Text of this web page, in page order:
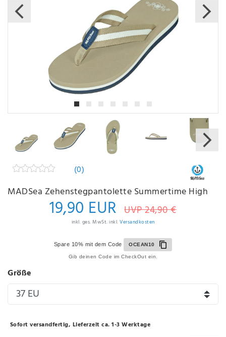
(0)
MADSea Zehenstegpantolette Summertime High
19,90 EUR UVP 24,90 €
inkl. ges. MwSt. inkl. Versandkosten
Spare 10% mit dem Code OCEAN10
Gib deinen Code im CheckOut ein.
Größe
Sofort versandfertig, Lieferzeit ca. 1-3 Werktage